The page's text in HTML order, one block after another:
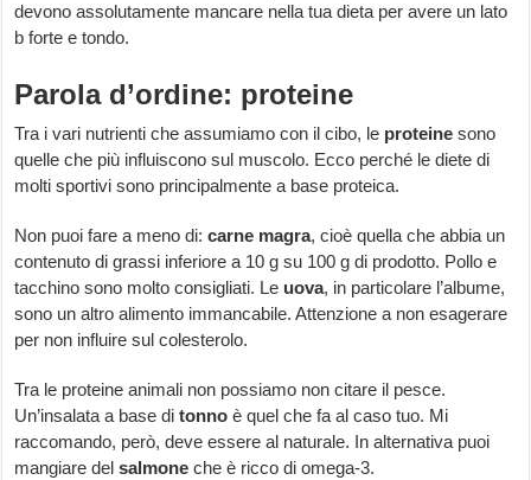
devono assolutamente mancare nella tua dieta per avere un lato
b forte e tondo.
Parola d’ordine: proteine
Tra i vari nutrienti che assumiamo con il cibo, le proteine sono
quelle che più influiscono sul muscolo. Ecco perché le diete di
molti sportivi sono principalmente a base proteica.
Non puoi fare a meno di:carne magra, cioè quella che abbia un
contenuto di grassi inferiore a 10 g su 100 g di prodotto. Pollo e
tacchino sono molto consigliati. Le uova, in particolare l’albume,
sono un altro alimento immancabile. Attenzione a non esagerare
per non influire sul colesterolo.
Tra le proteine animali non possiamo non citare il pesce.
Un’insalata a base di tonno è quel che fa al caso tuo. Mi
raccomando, però, deve essere al naturale. In alternativa puoi
mangiare delsalmone che è ricco di omega-3.